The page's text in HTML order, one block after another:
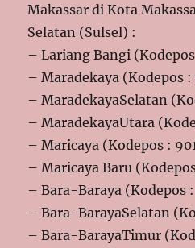
Makassar di Kota
Selatan (Sulsel) :
– Lariang Bangi
– Maradekaya (Kodepos :
– MaradekayaSelatan
– MaradekayaUtara
– Maricaya (Kodepos :
– Maricaya Baru
– Bara-Baraya (Kodepos
– Bara-BarayaSelatan
– Bara-BarayaTimur